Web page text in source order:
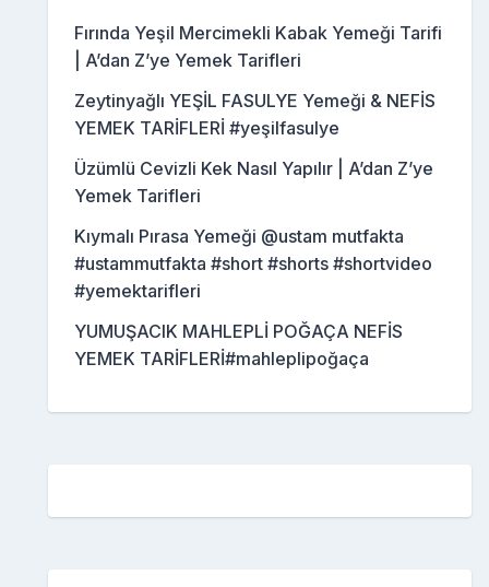
Fırında Yeşil Mercimekli Kabak Yemeği Tarifi
| A’dan Z’ye Yemek Tarifleri
Zeytinyağlı YEŞİL FASULYE Yemeği & NEFİS
YEMEK TARİFLERİ #yeşilfasulye
Üzümlü Cevizli Kek Nasıl Yapılır | A’dan Z’ye
Yemek Tarifleri
Kıymalı Pırasa Yemeği @ustam mutfakta
#ustammutfakta #short #shorts #shortvideo
#yemektarifleri
YUMUŞACIK MAHLEPLİ POĞAÇA NEFİS
YEMEK TARİFLERİ#mahleplipoğaça